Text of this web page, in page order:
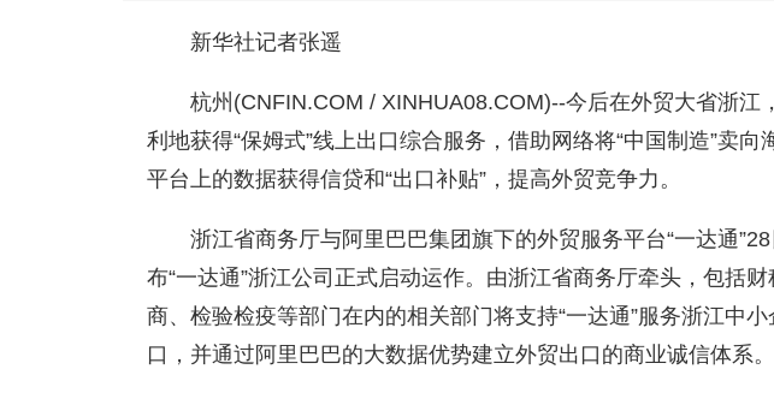
新华社记者张遥
杭州(CNFIN.COM / XINHUA08.COM)--今后在外贸大省浙江
利地获得“保姆式”线上出口综合服务，借助网络将“中国制造”卖
平台上的数据获得信贷和“出口补贴”，提高外贸竞争力。
浙江省商务厅与阿里巴巴集团旗下的外贸服务平台“一达通
布“一达通”浙江公司正式启动运作。由浙江省商务厅牵头，包括
商、检验检疫等部门在内的相关部门将支持“一达通”服务浙江中
口，并通过阿里巴巴的大数据优势建立外贸出口的商业诚信体系。